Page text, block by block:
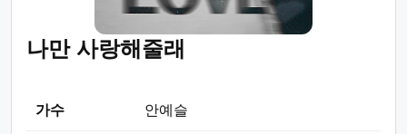
나만 사랑해줄래
가수 안예슬